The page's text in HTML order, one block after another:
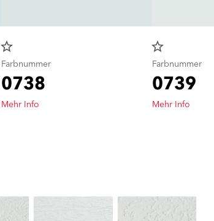
star_border
Farbnummer
0738
Mehr Info
star_border
Farbnummer
0739
Mehr Info